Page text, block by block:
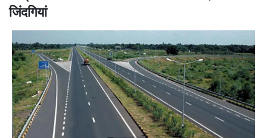
जिंदगियां